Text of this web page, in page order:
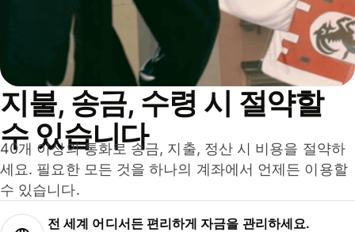
지불, 송금, 수령 시 절약할
수 있습니다
40개 이상의 통화로 송금, 지출, 정산 시 비용을 절약하
세요. 필요한 모든 것을 하나의 계좌에서 언제든 이용할
수 있습니다.
전 세계 어디서든 편리하게 자금을 관리하세요.